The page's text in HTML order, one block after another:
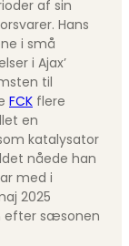
af sin
Hans
i små
i Ajax’
til
FCK flere
en
katalysator
nåede han
med i
2025
efter sæsonen